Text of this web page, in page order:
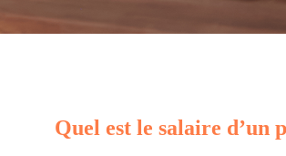
Quel est le salaire d’un